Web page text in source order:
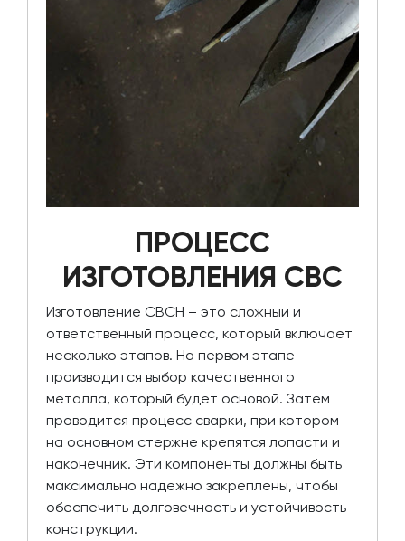
ПРОЦЕСС
ИЗГОТОВЛЕНИЯ СВС
Изготовление СВСН – это сложный и
ответственный процесс, который включает
несколько этапов. На первом этапе
производится выбор качественного
металла, который будет основой. Затем
проводится процесс сварки, при котором
на основном стержне крепятся лопасти и
наконечник. Эти компоненты должны быть
максимально надежно закреплены, чтобы
обеспечить долговечность и устойчивость
конструкции.